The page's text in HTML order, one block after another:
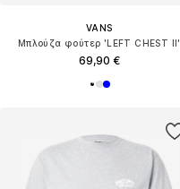
VANS
Μπλούζα φούτερ 'LEFT CHEST II'
69,90 €